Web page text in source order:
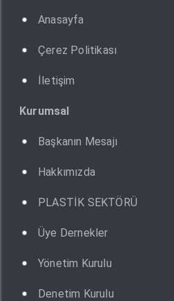
Anasayfa
Çerez Politikası
İletişim
Kurumsal
Başkanın Mesajı
Hakkımızda
PLASTİK SEKTÖRÜ
Üye Dernekler
Yönetim Kurulu
Denetim Kurulu